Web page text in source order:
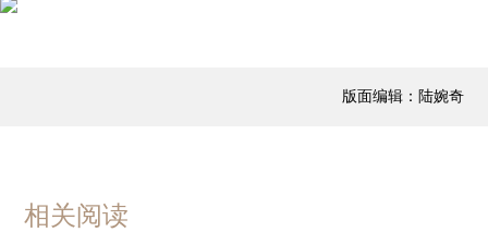
版面编辑：陆婉奇
相关阅读